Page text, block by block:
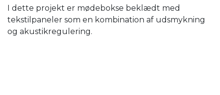
I dette projekt er mødebokse beklædt med
tekstilpaneler som en kombination af udsmykning
og akustikregulering.